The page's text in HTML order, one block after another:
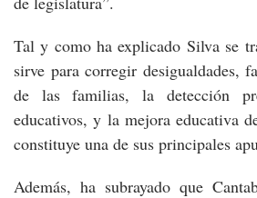
Tal y como ha explicado Silva se
sirve para corregir desigualdades,
de las familias, la detección
educativos, y la mejora educativa
constituye una de sus principales
Además, ha subrayado que